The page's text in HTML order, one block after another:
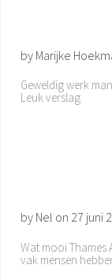
by Marijke
Geweldig werk
Leuk verslag.
by Nel on 27 juni
Wat mooi Thames
vak mensen